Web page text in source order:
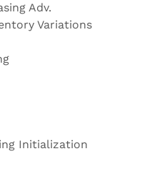
Adv.
Variations
Initialization